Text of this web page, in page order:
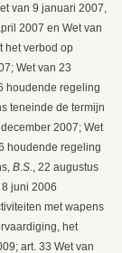
van 9 januari 2007,
2007 en Wet van
het verbod op
Wet van 23
houdende regeling
teneinde de termijn
december 2007; Wet
houdende regeling
B.S.
, 22 augustus
juni 2006
met wapens
het
art. 33 Wet van